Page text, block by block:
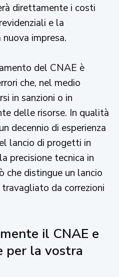
direttamente i costi
e la
impresa.
del CNAE è
che, nel medio
in sanzioni o in
delle risorse. In qualità
decennio di esperienza
lancio di progetti in
precisione tecnica in
che distingue un lancio
da correzioni
il CNAE e
per la vostra